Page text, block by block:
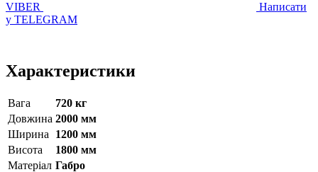
VIBER
Написати
у TELEGRAM
Характеристики
Вага
720 кг
Довжина 2000 мм
Ширина
1200 мм
Висота
1800 мм
Матерiал Габро